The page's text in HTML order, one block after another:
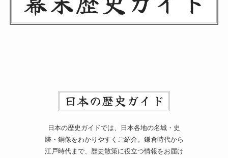
日本の歴史ガイドでは、日本各地の名城・史
跡・銅像をわかりやすくご紹介。鎌倉時代から
江戸時代まで、歴史散策に役立つ情報をお届け